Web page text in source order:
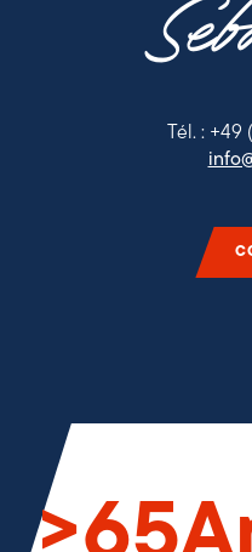
Tél. :